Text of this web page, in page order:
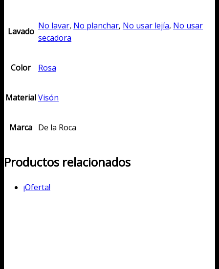
Lavado
No lavar, No planchar, No usar lejía, No usar
secadora
Color Rosa
MaterialVisón
Marca De la Roca
Productos relacionados
¡Oferta!